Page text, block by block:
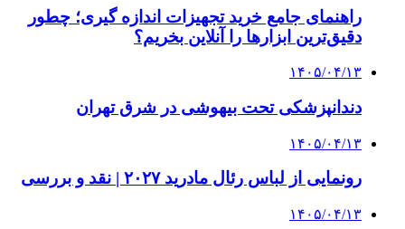
راهنمای جامع خرید تجهیزات اندازه گیری؛ چطور
دقیق‌ترین ابزارها را آنلاین بخریم؟
۱۴۰۵/۰۴/۱۳
دندانپزشکی تحت بیهوشی در شرق تهران
۱۴۰۵/۰۴/۱۳
رونمایی از لباس رئال مادرید ۲۰۲۷ | نقد و بررسی
۱۴۰۵/۰۴/۱۳